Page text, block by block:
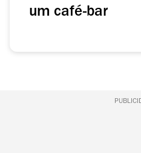
um café-bar